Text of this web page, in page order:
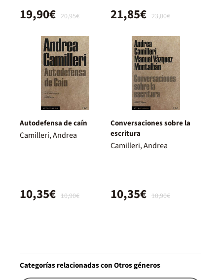
20,95€
19,90€ 23,00€
21,85€
Autodefensa de caín
Camilleri, Andrea
10,90€
10,35€
Conversaciones sobre la
escritura
Camilleri, Andrea
10,90€
10,35€
Categorías relacionadas con Otros géneros